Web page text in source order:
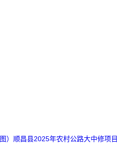
图）顺昌县2025年农村公路大中修项目